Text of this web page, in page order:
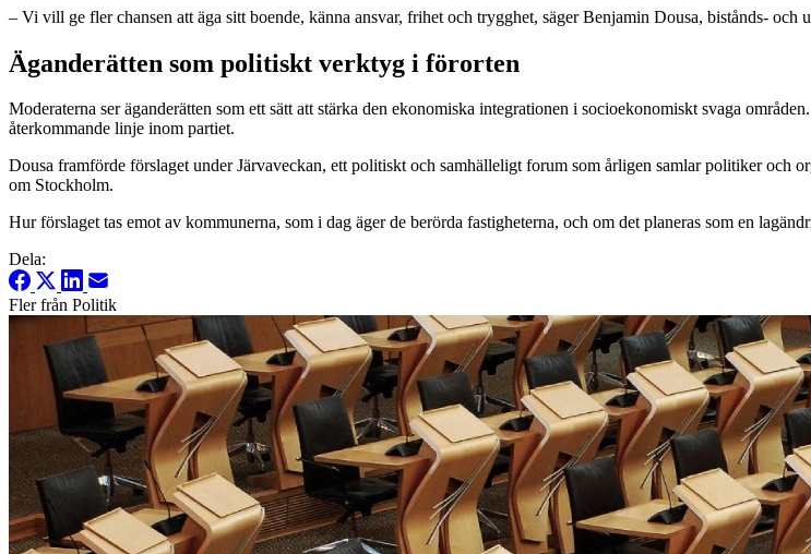
– Vi vill ge fler chansen att äga sitt boende, känna ansvar, frihet och trygghet, säger Benjamin Dousa, bistånds- och
Äganderätten som politiskt verktyg i förorten
Moderaterna ser äganderätten som ett sätt att stärka den ekonomiska integrationen i socioekonomiskt svaga
återkommande linje inom partiet.
Dousa framförde förslaget under Järvaveckan, ett politiskt och samhälleligt forum som årligen samlar politiker och
om Stockholm.
Hur förslaget tas emot av kommunerna, som i dag äger de berörda fastigheterna, och om det planeras som en
Dela:
Fler från Politik